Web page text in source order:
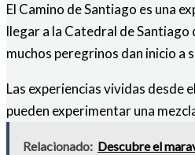
El Camino de Santiago es una
llegar a la Catedral de Santiago
muchos peregrinos dan inicio a
Las experiencias vividas desde
pueden experimentar una
Relacionado: Descubre el